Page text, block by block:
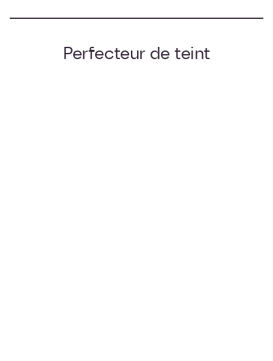
Perfecteur de teint